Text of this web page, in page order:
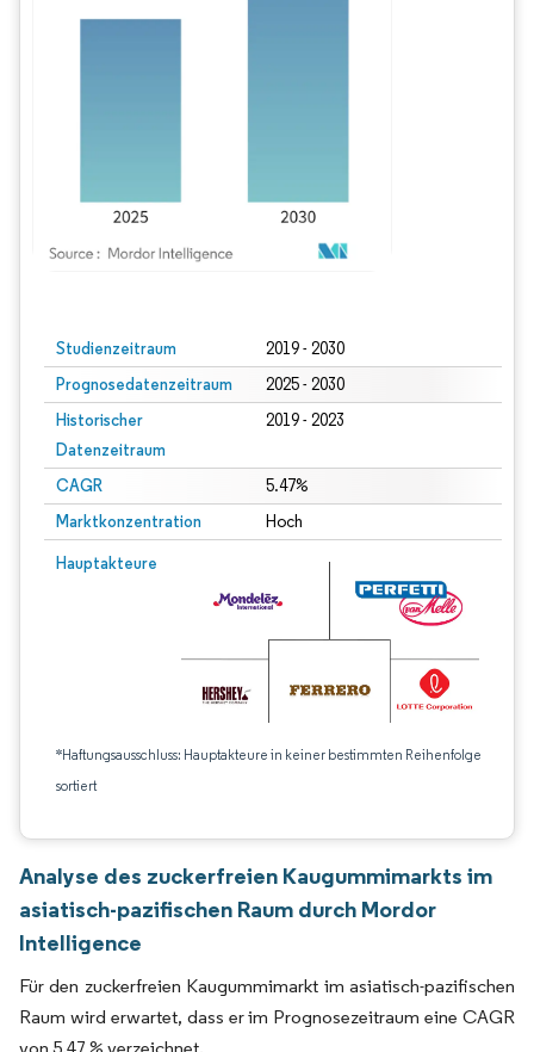
Studienzeitraum 2019 - 2030
Prognosedatenzeitraum 2025 - 2030
Historischer
Datenzeitraum
2019 - 2023
CAGR 5.47%
Marktkonzentration Hoch
Hauptakteure
*Haftungsausschluss: Hauptakteure in keiner bestimmten Reihenfolge
sortiert
Analyse des zuckerfreien Kaugummimarkts im
asiatisch-pazifischen Raum durch Mordor
Intelligence
Für den zuckerfreien Kaugummimarkt im asiatisch-pazifischen
Raum wird erwartet, dass er im Prognosezeitraum eine CAGR